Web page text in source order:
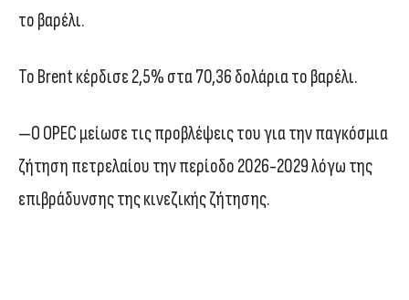
το βαρέλι.
Το Brent κέρδισε 2,5% στα 70,36 δολάρια το βαρέλι.
—Ο OPEC μείωσε τις προβλέψεις του για την παγκόσμια
ζήτηση πετρελαίου την περίοδο 2026-2029 λόγω της
επιβράδυνσης της κινεζικής ζήτησης.